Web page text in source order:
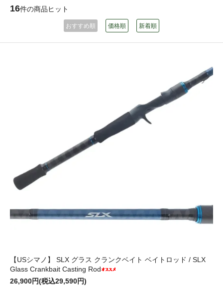
16件の商品ヒット
おすすめ順 価格順 新着順
【USシマノ】 SLX グラス クランクベイト ベイトロッド / SLX
Glass Crankbait Casting Rod
26,900円(税込29,590円)